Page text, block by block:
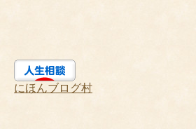
にほんブログ村